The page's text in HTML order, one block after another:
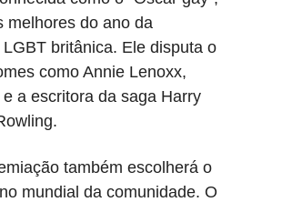
melhores do ano da
britânica. Ele disputa o
como Annie Lenoxx,
a escritora da saga Harry
também escolherá o
mundial da comunidade. O